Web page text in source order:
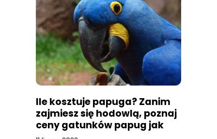
Ile kosztuje papuga? Zanim
zajmiesz się hodowlą, poznaj
ceny gatunków papug jak